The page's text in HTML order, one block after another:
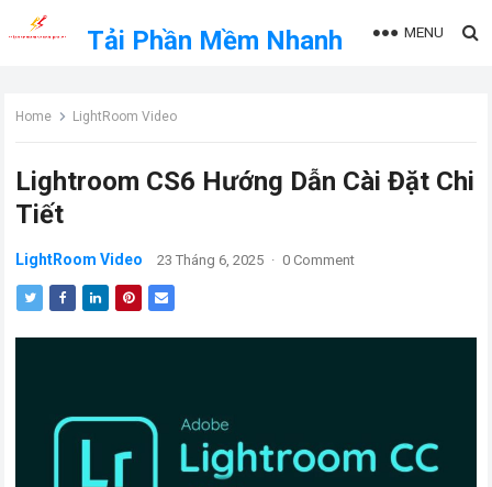
Tải Phần Mềm Nhanh MENU
Home LightRoom Video
Lightroom CS6 Hướng Dẫn Cài Đặt Chi
Tiết
LightRoom Video 23 Tháng 6, 2025 · 0 Comment